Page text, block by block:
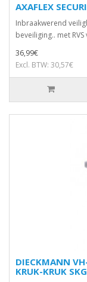
AXAFLEX
Inbraakwerend
beveiliging.. met
36,99€
Excl. BTW: 30,57€
DIECKMANN
KRUK-KRUK